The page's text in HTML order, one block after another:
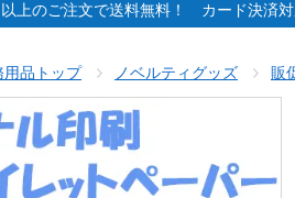
上のご注文で送料無料！ カード決済
用品トップ ノベルティグッズ 販